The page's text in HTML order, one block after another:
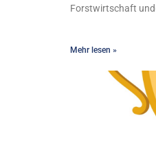
Forstwirtschaft
Mehr lesen »